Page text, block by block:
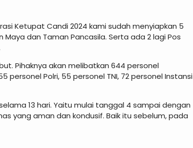
Ketupat Candi 2024 kami sudah menyiapkan 5
Maya dan Taman Pancasila. Serta ada 2 lagi Pos
Pihaknya akan melibatkan 644 personel
personel Polri, 55 personel TNI, 72 personel Instansi
13 hari. Yaitu mulai tanggal 4 sampai dengan
yang aman dan kondusif. Baik itu sebelum, pada